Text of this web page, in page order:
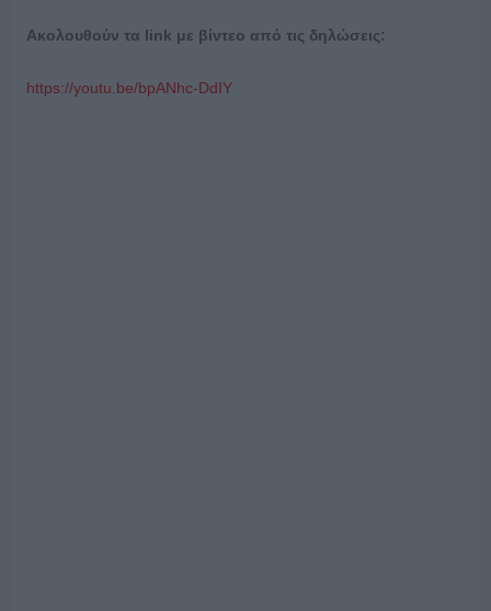
Ακολουθούν τα link με βίντεο από τις δηλώσεις:
https://youtu.be/bpANhc-DdIY